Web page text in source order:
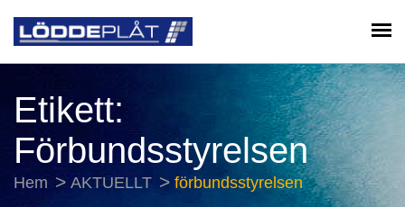
Etikett:
Förbundsstyrelsen
Hem AKTUELLT förbundsstyrelsen